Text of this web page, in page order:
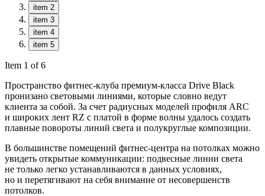
item 2
item 3
item 4
item 5
Item 1 of 6
Пространство фитнес-клуба премиум-класса Drive Black
пронизано световыми линиями, которые словно ведут
клиента за собой. За счет радиусных моделей профиля ARC
и широких лент RZ с платой в форме волны удалось создать
плавные повороты линий света и полукруглые композиции.
В большинстве помещений фитнес-центра на потолках можно
увидеть открытые коммуникации: подвесные линии света
не только легко устанавливаются в данных условиях,
но и перетягивают на себя внимание от несовершенств
потолков.